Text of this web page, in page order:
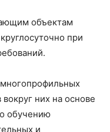
объектам
при
них на основе
обучению
и